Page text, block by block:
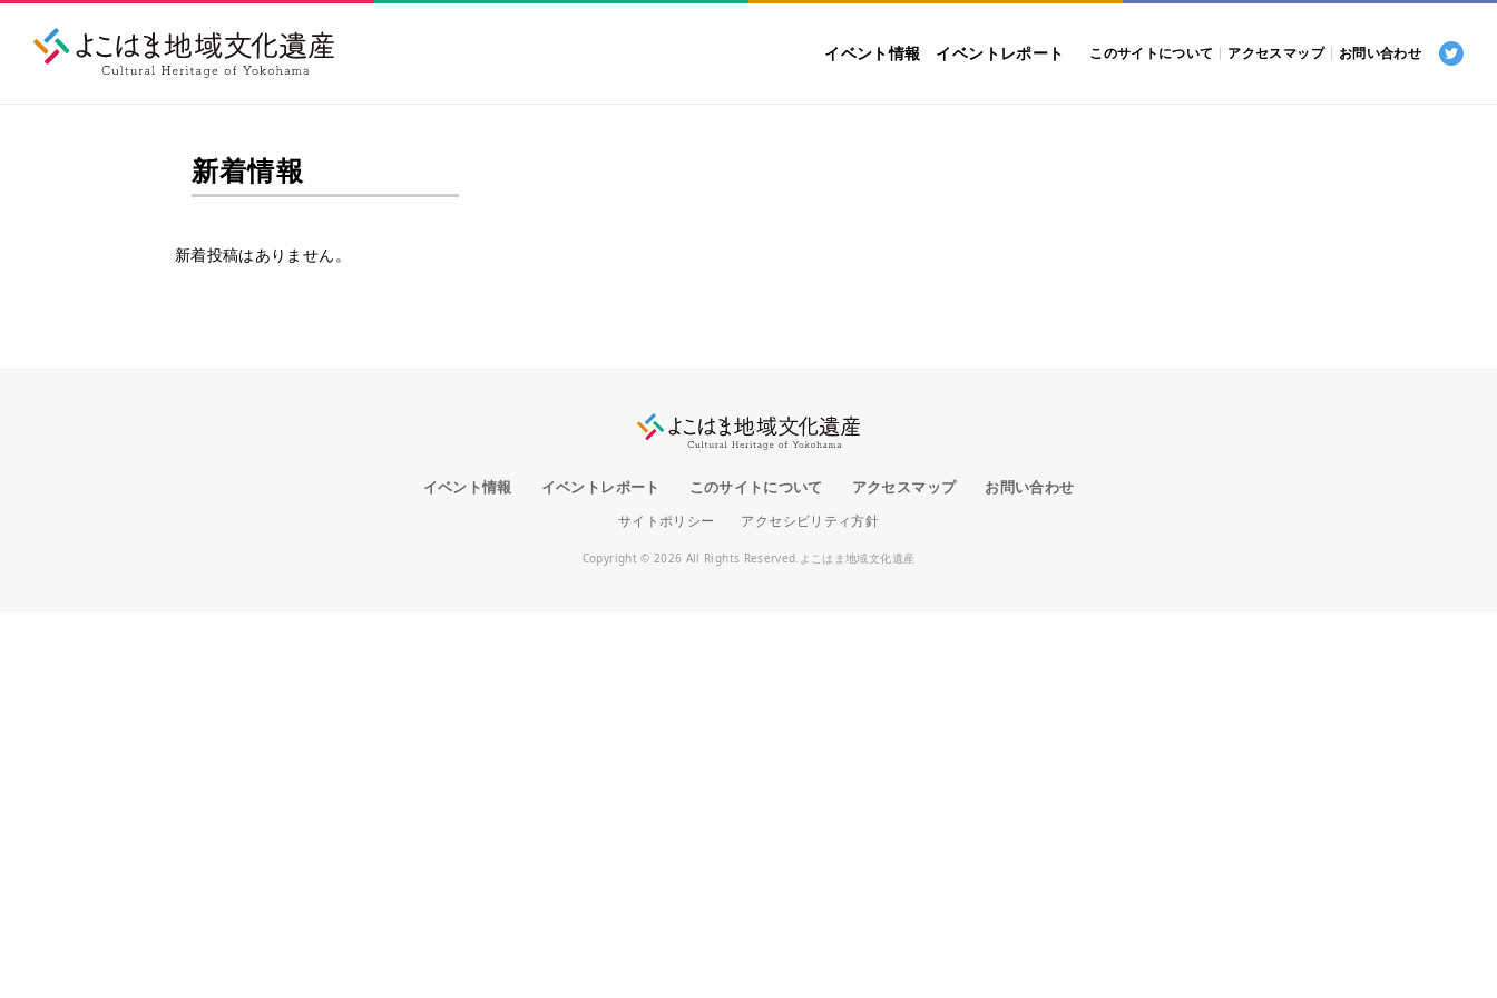
イベント情報 イベントレポート このサイトについて アクセスマップ お問い合わせ
新着情報
新着投稿はありません。
イベント情報 イベントレポート このサイトについて アクセスマップ お問い合わせ
サイトポリシー アクセシビリティ方針
Copyright © 2026 All Rights Reserved.よこはま地域文化遺産